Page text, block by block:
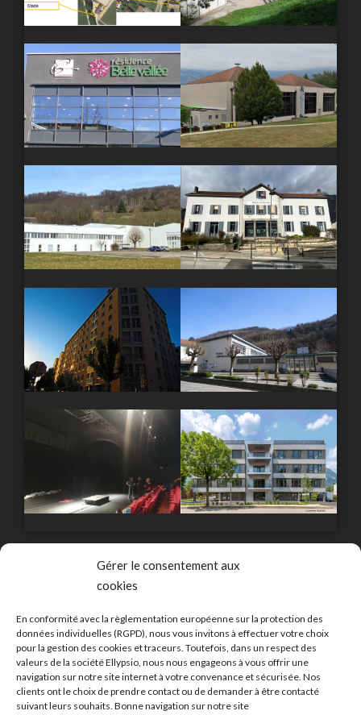
Gérer le consentement aux
cookies
En conformité avec la règlementation européenne sur la protection des
données individuelles (RGPD), nous vous invitons à effectuer votre choix
pour la gestion des cookies et traceurs. Toutefois, dans un respect des
valeurs de la société Ellypsio, nous nous engageons à vous offrir une
navigation sur notre site internet à votre convenance et sécurisée. Nos
clients ont le choix de prendre contact ou de demander à être contacté
suivant leurs souhaits. Bonne navigation sur notre site
Vous souhaitez bénéficier de
notre expertise